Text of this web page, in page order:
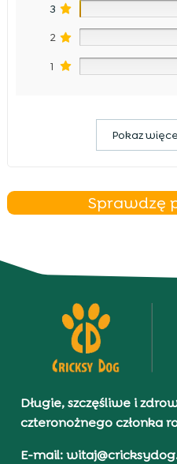
3
2
1
Pokaz
Sprawdzę
Długie, szczęśliwe i
czteronożnego członka
E-mail: